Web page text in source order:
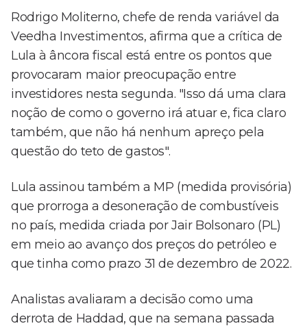
Rodrigo Moliterno, chefe de renda variável da
Veedha Investimentos, afirma que a crítica de
Lula à âncora fiscal está entre os pontos que
provocaram maior preocupação entre
investidores nesta segunda. "Isso dá uma clara
noção de como o governo irá atuar e, fica claro
também, que não há nenhum apreço pela
questão do teto de gastos".
Lula assinou também a MP (medida provisória)
que prorroga a desoneração de combustíveis
no país, medida criada por Jair Bolsonaro (PL)
em meio ao avanço dos preços do petróleo e
que tinha como prazo 31 de dezembro de 2022.
Analistas avaliaram a decisão como uma
derrota de Haddad, que na semana passada